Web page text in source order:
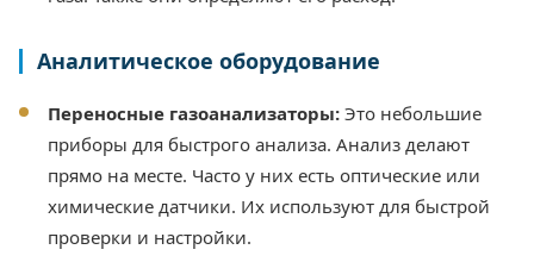
Аналитическое оборудование
Переносные газоанализаторы: Это небольшие
приборы для быстрого анализа. Анализ делают
прямо на месте. Часто у них есть оптические или
химические датчики. Их используют для быстрой
проверки и настройки.